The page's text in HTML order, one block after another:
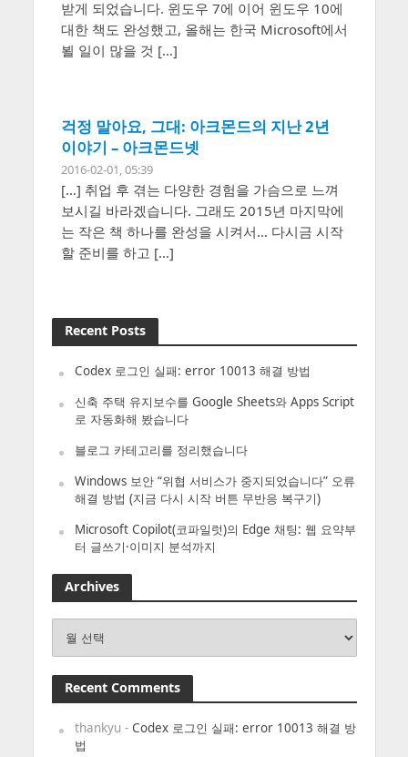
받게 되었습니다. 윈도우 7에 이어 윈도우 10에
대한 책도 완성했고, 올해는 한국 Microsoft에서
뵐 일이 많을 것 […]
걱정 말아요, 그대: 아크몬드의 지난 2년
이야기 – 아크몬드넷
2016-02-01, 05:39
[…] 취업 후 겪는 다양한 경험을 가슴으로 느껴
보시길 바라겠습니다. 그래도 2015년 마지막에
는 작은 책 하나를 완성을 시켜서… 다시금 시작
할 준비를 하고 […]
Recent Posts
Codex 로그인 실패: error 10013 해결 방법
신축 주택 유지보수를 Google Sheets와 Apps Script
로 자동화해 봤습니다
블로그 카테고리를 정리했습니다
Windows 보안 “위협 서비스가 중지되었습니다” 오류
해결 방법 (지금 다시 시작 버튼 무반응 복구기)
Microsoft Copilot(코파일럿)의 Edge 채팅: 웹 요약부
터 글쓰기·이미지 분석까지
Archives
Recent Comments
thankyu - Codex 로그인 실패: error 10013 해결 방
법